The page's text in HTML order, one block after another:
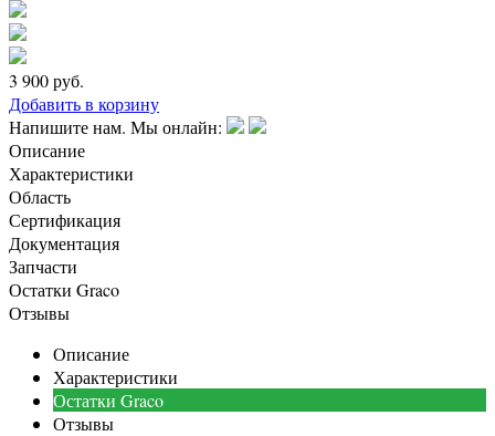
3 900руб.
Добавить в корзину
Напишите нам. Мы онлайн:
Описание
Характеристики
Область
Сертификация
Документация
Запчасти
Остатки Graco
Отзывы
Описание
Характеристики
Остатки Graco
Отзывы